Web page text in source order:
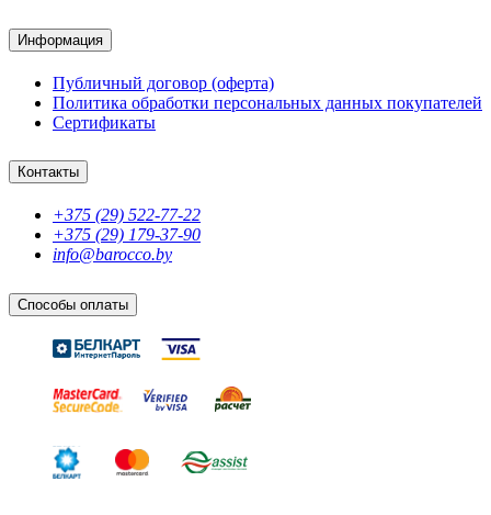
Информация
Публичный договор (оферта)
Политика обработки персональных данных покупателей
Сертификаты
Контакты
+375 (29) 522-77-22
+375 (29) 179-37-90
info@barocco.by
Способы оплаты